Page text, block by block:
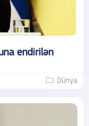
endirilən
Dünya